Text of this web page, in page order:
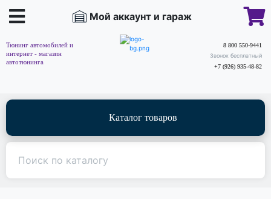
Мой аккаунт и гараж
Тюнинг автомобилей и
интернет - магазин
автотюнинга
8 800 550-9441
Звонок бесплатный
+7 (926) 935-48-82
Каталог товаров